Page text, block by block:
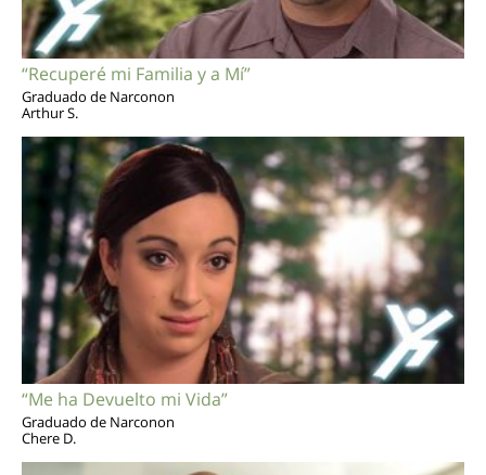
“Recuperé mi Familia y a Mí”
Graduado de Narconon
Arthur S.
“Me ha Devuelto mi Vida”
Graduado de Narconon
Chere D.